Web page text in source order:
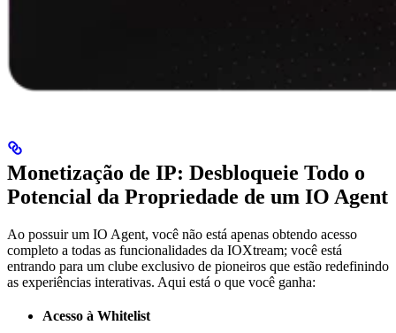
Monetização de IP: Desbloqueie Todo o
Potencial da Propriedade de um IO Agent
Ao possuir um IO Agent, você não está apenas obtendo acesso
completo a todas as funcionalidades da IOXtream; você está
entrando para um clube exclusivo de pioneiros que estão redefinindo
as experiências interativas. Aqui está o que você ganha:
Acesso à Whitelist